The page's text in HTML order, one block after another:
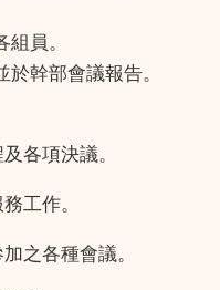
員。
幹部會議報告。
各項決議。
工作。
之各種會議。